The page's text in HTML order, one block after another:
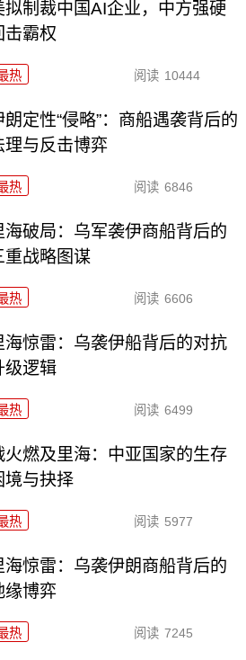
拟制裁中国AI企业，中方强硬
击霸权
热 阅读 10444
朗定性“侵略”：商船遇袭背后的
理与反击博弈
热 阅读 6846
海破局：乌军袭伊商船背后的
重战略图谋
热 阅读 6606
海惊雷：乌袭伊船背后的对抗
级逻辑
热 阅读 6499
火燃及里海：中亚国家的生存
境与抉择
热 阅读 5977
海惊雷：乌袭伊朗商船背后的
缘博弈
热 阅读 7245